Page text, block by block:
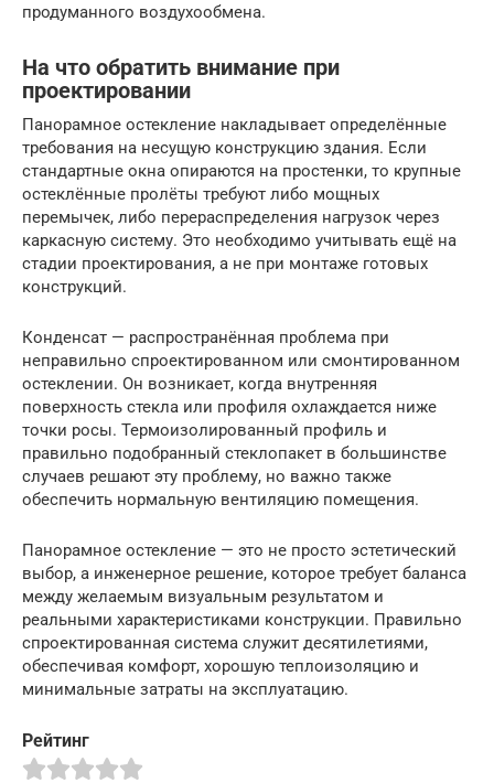
продуманного воздухообмена.
На что обратить внимание при
проектировании
Панорамное остекление накладывает определённые
требования на несущую конструкцию здания. Если
стандартные окна опираются на простенки, то крупные
остеклённые пролёты требуют либо мощных
перемычек, либо перераспределения нагрузок через
каркасную систему. Это необходимо учитывать ещё на
стадии проектирования, а не при монтаже готовых
конструкций.
Конденсат — распространённая проблема при
неправильно спроектированном или смонтированном
остеклении. Он возникает, когда внутренняя
поверхность стекла или профиля охлаждается ниже
точки росы. Термоизолированный профиль и
правильно подобранный стеклопакет в большинстве
случаев решают эту проблему, но важно также
обеспечить нормальную вентиляцию помещения.
Панорамное остекление — это не просто эстетический
выбор, а инженерное решение, которое требует баланса
между желаемым визуальным результатом и
реальными характеристиками конструкции. Правильно
спроектированная система служит десятилетиями,
обеспечивая комфорт, хорошую теплоизоляцию и
минимальные затраты на эксплуатацию.
Рейтинг